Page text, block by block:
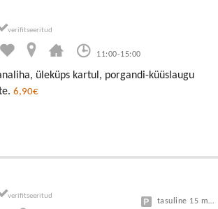
11:00-15:00
üleküps kartul, porgandi-küüslaugu
6,90€
tasuline 15 min tasuta, edasi 3€/h